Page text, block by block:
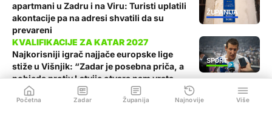
ŽUPANIJA
apartmani u Zadru i na Viru: Turisti uplatili
akontacije pa na adresi shvatili da su
prevareni
SPORT
Najkorisniji igrač najjače europske lige
stiže u Višnjik: “Zadar je posebna priča, a
pobjeda protiv Latvije otvara nam vrata
Svjetskog prvenstva”
Večeras u 18:30
Početna Zadar Županija Najnovije Više